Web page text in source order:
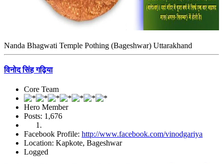
Nanda Bhagwati Temple Pothing (Bageshwar) Uttarakhand
विनोद सिंह गढ़िया
Core Team
Hero Member
Posts: 1,676
Facebook Profile: http://www.facebook.com/vinodgariya
Location: Kapkote, Bageshwar
Logged